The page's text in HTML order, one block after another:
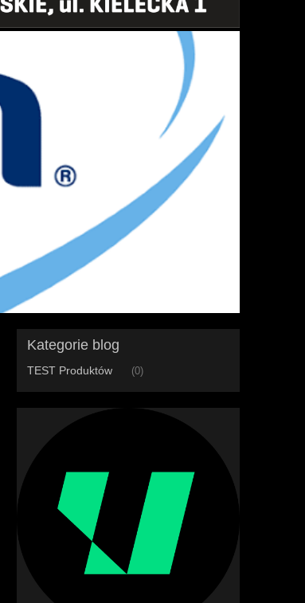
Kategorie blog
TEST Produktów (0)